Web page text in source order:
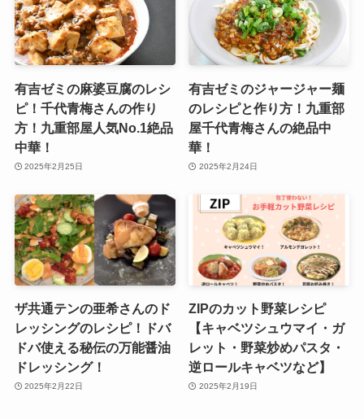
有吉ゼミの麻婆豆腐のレシ
ピ！千代青梅さんの作り
方！九重部屋人気No.1絶品
中華！
2025年2月25日
有吉ゼミのジャージャー麺
のレシピと作り方！九重部
屋千代青梅さんの絶品中
華！
2025年2月24日
ザ共通テンの亜希さんのド
レッシングのレシピ！ドバ
ドバ使える秘伝の万能醤油
ドレッシング！
2025年2月22日
ZIPのカット野菜レシピ
【キャベツシュウマイ・ガ
レット・野菜炒めパスタ・
逆ロールキャベツなど】
2025年2月19日